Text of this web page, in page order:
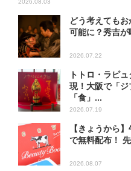
2026.08.03
どう考えても
可能に？秀吉
2026.07.22
トトロ・ラピ
現！大阪で「
「食」...
2026.07.19
【きょうから
で無料配布！
2026.08.07